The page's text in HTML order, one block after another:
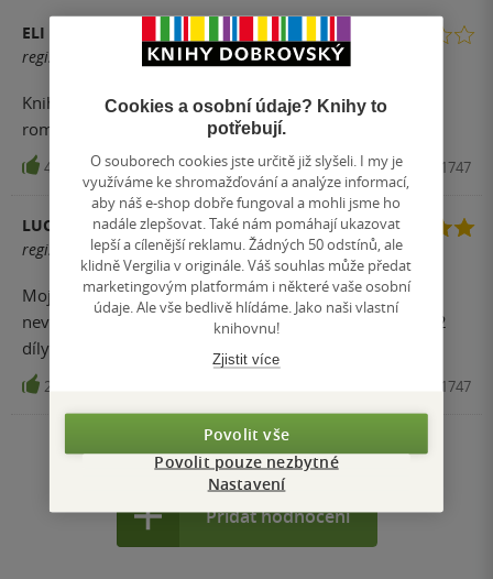
ELI
registrovaný uživatel
Kniha se četla celkem dobře, ale moc se mi v ní nelíbila
romantika.
4 Kniha, Alpress, 2013, 9788074661747
LUCKA MIKULKOVA
registrovaný uživatel
Moje první přečtené kniha, moc se mi líbila a stále se k
nevracím, určitě doporučuji přečíst. Jen škoda, že další 2
díly jsou v aj.
2 Kniha, Alpress, 2013, 9788074661747
Zobrazit všechna hodnocení
Přidat hodnocení
Cookies a osobní údaje? Knihy to
potřebují.
O souborech cookies jste určitě již slyšeli. I my je
využíváme ke shromažďování a analýze informací,
aby náš e-shop dobře fungoval a mohli jsme ho
nadále zlepšovat. Také nám pomáhají ukazovat
lepší a cílenější reklamu. Žádných 50 odstínů, ale
klidně Vergilia v originále. Váš souhlas může předat
marketingovým platformám i některé vaše osobní
údaje. Ale vše bedlivě hlídáme. Jako naši vlastní
knihovnu!
Zjistit více
Povolit vše
Povolit pouze nezbytné
Nastavení